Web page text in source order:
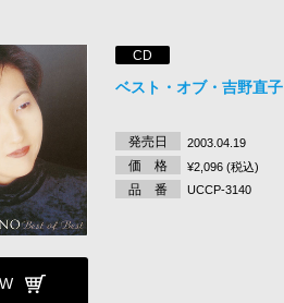
CD
ベスト・オブ・吉野直子
発売日 2003.04.19
価 格 ¥2,096 (税込)
品 番 UCCP-3140